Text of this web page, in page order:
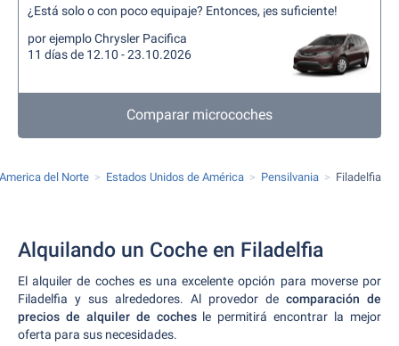
¿Está solo o con poco equipaje? Entonces, ¡es suficiente!
por ejemplo Chrysler Pacifica
11 días de 12.10 - 23.10.2026
Comparar microcoches
America del Norte Estados Unidos de América Pensilvania Filadelfia
Alquilando un Coche en Filadelfia
El alquiler de coches es una excelente opción para moverse por
Filadelfia y sus alrededores. Al provedor de comparación de
precios de alquiler de cochesle permitirá encontrar la mejor
oferta para sus necesidades.